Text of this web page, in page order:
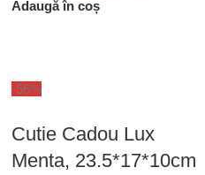
Adaugă în coș
-56%
Cutie Cadou Lux
Menta, 23.5*17*10cm